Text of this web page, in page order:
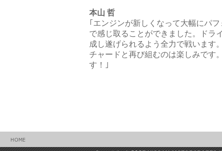
本山 哲
｢エンジンが新しくなって大幅にパ
で感じ取ることができました。ドラ
成し遂げられるよう全力で戦います
チャードと再び組むのは楽しみです
す！｣